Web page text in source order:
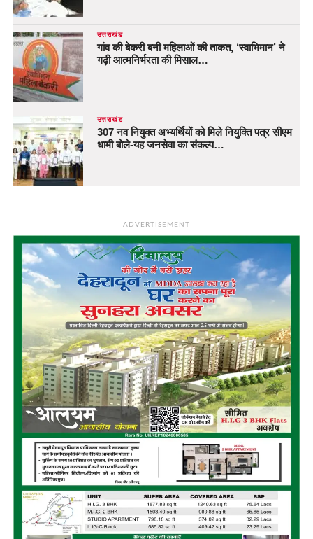
उत्तराखंड
गांव की बेकरी बनी महिलाओं की ताकत, ‘स्वाभिमान’ ने
गढ़ी आत्मनिर्भरता की मिसाल…
उत्तराखंड
307 नव नियुक्त अभ्यर्थियों को मिले नियुक्ति पत्र सीएम
धामी बोले-यह जनसेवा का संकल्प…
ADVERTISEMENT